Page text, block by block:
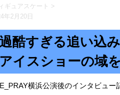
ギュアスケート
>
年2月20日
酷すぎる追い込
アイスショーの域
横浜公演後のインタビュ